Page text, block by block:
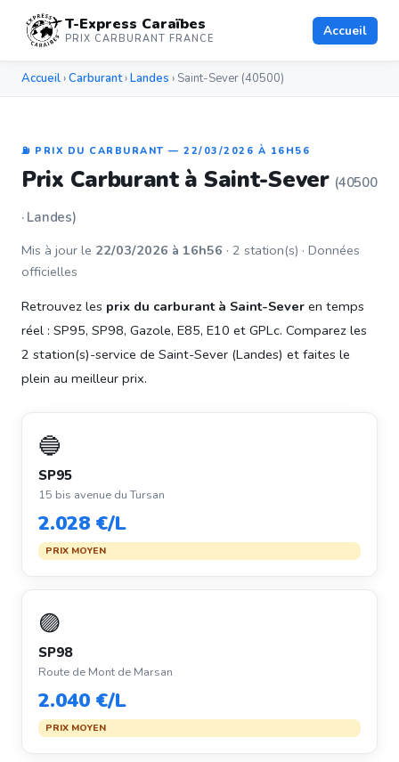
T-Express Caraïbes
PRIX CARBURANT FRANCE Accueil
Accueil ›Carburant›Landes › Saint-Sever (40500)
⛽ PRIX DU CARBURANT — 22/03/2026 À 16H56
Prix Carburant à Saint-Sever (40500
· Landes)
Mis à jour le 22/03/2026 à 16h56 · 2 station(s) · Données
officielles
Retrouvez les prix du carburant à Saint-Sever en temps
réel : SP95, SP98, Gazole, E85, E10 et GPLc. Comparez les
2 station(s)-service de Saint-Sever (Landes) et faites le
plein au meilleur prix.
🔵
SP95
15 bis avenue du Tursan
2.028 €/L
PRIX MOYEN
🟣
SP98
Route de Mont de Marsan
2.040 €/L
PRIX MOYEN